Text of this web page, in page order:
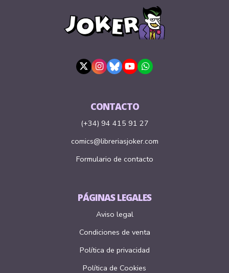
CONTACTO
(+34) 94 415 91 27
comics@libreriasjoker.com
Formulario de contacto
PÁGINAS LEGALES
Aviso legal
Condiciones de venta
Política de privacidad
Política de Cookies